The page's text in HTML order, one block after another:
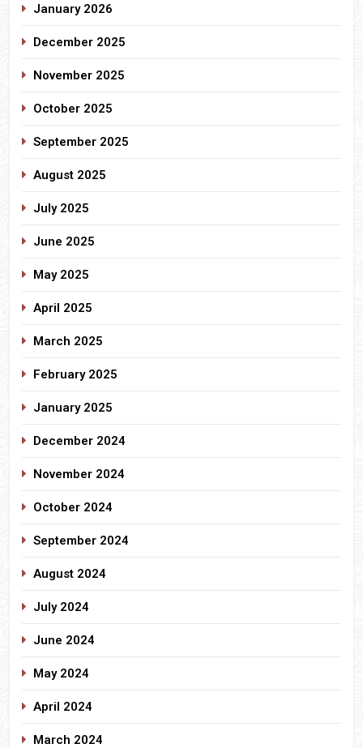
January 2026
December 2025
November 2025
October 2025
September 2025
August 2025
July 2025
June 2025
May 2025
April 2025
March 2025
February 2025
January 2025
December 2024
November 2024
October 2024
September 2024
August 2024
July 2024
June 2024
May 2024
April 2024
March 2024